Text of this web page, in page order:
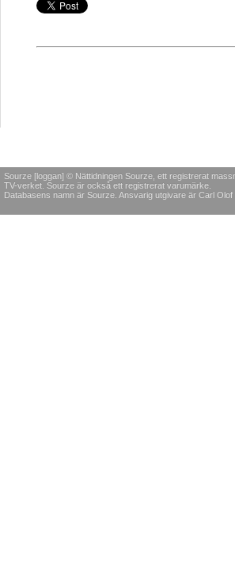
Sourze [loggan] © Nättidningen Sourze, ett registrerat
TV-verket. Sourze är också ett registrerat varumärke.
Databasens namn är Sourze. Ansvarig utgivare är Carl Olof